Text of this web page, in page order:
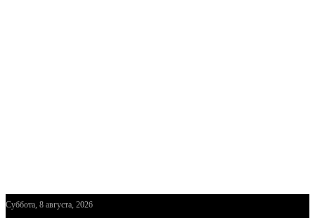
Суббота, 8 августа, 2026